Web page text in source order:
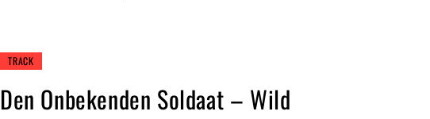
TRACK
Den Onbekenden Soldaat – Wild